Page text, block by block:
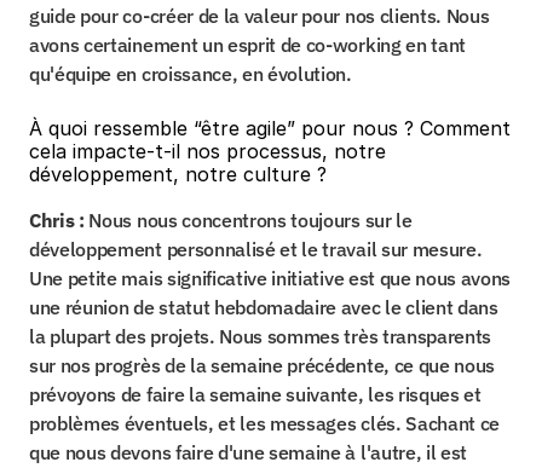
guide pour co-créer de la valeur pour nos clients. Nous
avons certainement un esprit de co-working en tant
qu'équipe en croissance, en évolution.
À quoi ressemble “être agile” pour nous ? Comment
cela impacte-t-il nos processus, notre
développement, notre culture ?
Chris : Nous nous concentrons toujours sur le
développement personnalisé et le travail sur mesure.
Une petite mais significative initiative est que nous avons
une réunion de statut hebdomadaire avec le client dans
la plupart des projets. Nous sommes très transparents
sur nos progrès de la semaine précédente, ce que nous
prévoyons de faire la semaine suivante, les risques et
problèmes éventuels, et les messages clés. Sachant ce
que nous devons faire d'une semaine à l'autre, il est